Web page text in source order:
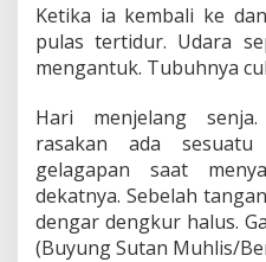
Ketika ia kembali ke
pulas tertidur. Udara
mengantuk. Tubuhnya
Hari menjelang
rasakan ada
gelagapan saat
dekatnya. Sebelah
dengar dengkur halus.
(Buyung Sutan Muhlis/